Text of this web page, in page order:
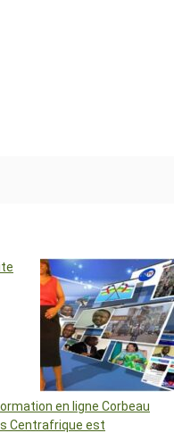
en ligne Corbeau
Centrafrique est